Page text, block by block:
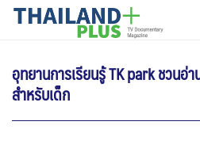
SkipTHAILANDPLUS NEWS
อุทยานการเรียนรู้ TK park ชวน
สำหรับเด็ก